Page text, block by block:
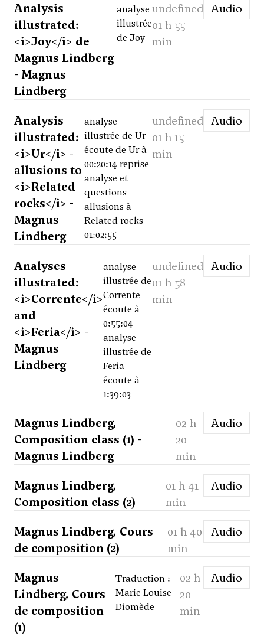
Analysis
illustrated:
<i>Joy</i> de
Magnus Lindberg
- Magnus
Lindberg
analyse
illustrée
de Joy
undefined
01 h 55
min
Audio
Analysis
illustrated:
<i>Ur</i> -
allusions to
<i>Related
rocks</i> -
Magnus
Lindberg
analyse
illustrée de Ur
écoute de Ur à
00:20:14 reprise
analyse et
questions
allusions à
Related rocks
01:02:55
undefined
01 h 15
min
Audio
Analyses
illustrated:
<i>Corrente</i>
and
<i>Feria</i> -
Magnus
Lindberg
analyse
illustrée de
Corrente
écoute à
0:55:04
analyse
illustrée de
Feria
écoute à
1:39:03
undefined
01 h 58
min
Audio
Magnus Lindberg,
Composition class (1) -
Magnus Lindberg
02 h
20
min
Audio
Magnus Lindberg,
Composition class (2)
01 h 41
min
Audio
Magnus Lindberg, Cours
de composition (2)
01 h 40
min
Audio
Magnus
Lindberg, Cours
de composition
(1)
Traduction :
Marie Louise
Diomède
02 h
20
min
Audio